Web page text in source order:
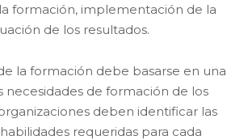
formación, implementación de la
de los resultados.
la formación debe basarse en una
necesidades de formación de los
deben identificar las
requeridas para cada